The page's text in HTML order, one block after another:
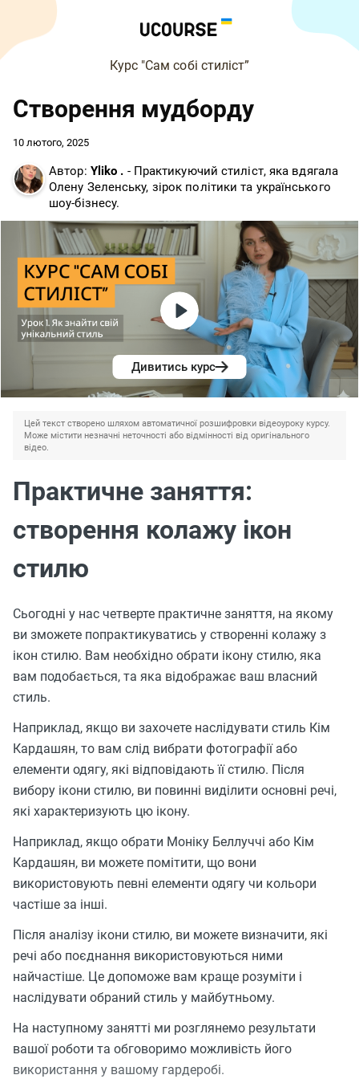
Курс "Сам собі стиліст”
Створення мудборду
10 лютого, 2025
Автор: Yliko . - Практикуючий стиліст, яка вдягала
Олену Зеленську, зірок політики та українського
шоу-бізнесу.
Дивитись курс
Цей текст створено шляхом автоматичної розшифровки відеоуроку курсу.
Може містити незначні неточності або відмінності від оригінального
відео.
Практичне заняття:
створення колажу ікон
стилю
Сьогодні у нас четверте практичне заняття, на якому
ви зможете попрактикуватись у створенні колажу з
ікон стилю. Вам необхідно обрати ікону стилю, яка
вам подобається, та яка відображає ваш власний
стиль.
Наприклад, якщо ви захочете наслідувати стиль Кім
Кардашян, то вам слід вибрати фотографії або
елементи одягу, які відповідають її стилю. Після
вибору ікони стилю, ви повинні виділити основні речі,
які характеризують цю ікону.
Наприклад, якщо обрати Моніку Беллуччі або Кім
Кардашян, ви можете помітити, що вони
використовують певні елементи одягу чи кольори
частіше за інші.
Після аналізу ікони стилю, ви можете визначити, які
речі або поєднання використовуються ними
найчастіше. Це допоможе вам краще розуміти і
наслідувати обраний стиль у майбутньому.
На наступному занятті ми розглянемо результати
вашої роботи та обговоримо можливість його
використання у вашому гардеробі.